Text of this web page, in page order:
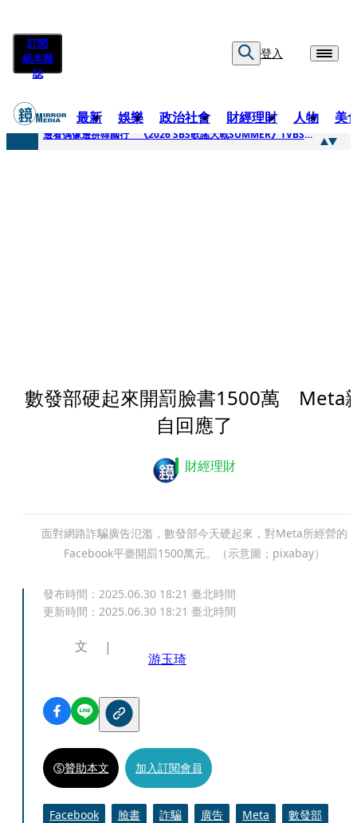
訂閱
紙本雜
誌
登入
最新 娛樂 政治社會 財經理財 人物 美
快訊
邊看偶像邊拚韓國行 《2026 SBS歌謠大戰SUMMER》TVBS直播祭追星福利
數發部硬起來開罰臉書1500萬 Meta
自回應了
財經理財
面對網路詐騙廣告氾濫，數發部今天硬起來，對Meta所經營的
Facebook平臺開罰1500萬元。（示意圖；pixabay）
發布時間： 2025.06.30 18:21 臺北時間
更新時間： 2025.06.30 18:21 臺北時間
文
游玉琦
贊助本文 加入訂閱會員
Facebook 臉書 詐騙 廣告 Meta 數發部